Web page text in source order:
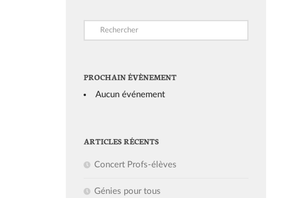
PROCHAIN ÉVÈNEMENT
Aucun événement
ARTICLES RÉCENTS
Concert Profs-élèves
Génies pour tous